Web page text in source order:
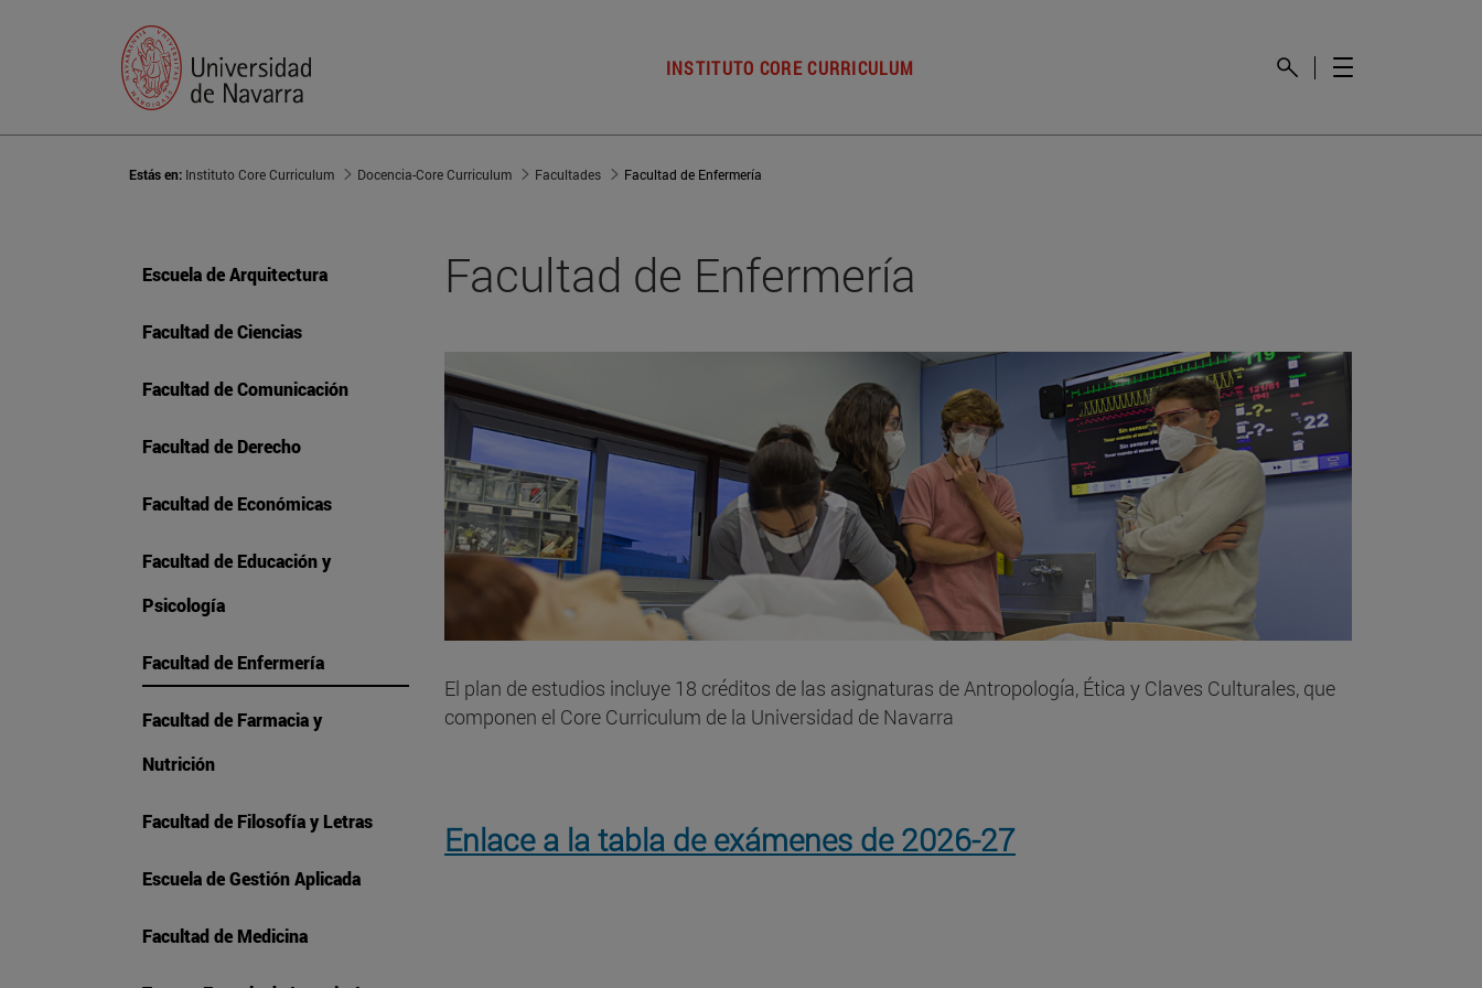
INSTITUTO CORE CURRICULUM
Estás en: Instituto Core Curriculum Docencia-Core Curriculum Facultades Facultad de Enfermería
Escuela de Arquitectura
Facultad de Ciencias
Facultad de Comunicación
Facultad de Derecho
Facultad de Económicas
Facultad de Educación y
Psicología
Facultad de Enfermería
Facultad de Farmacia y
Nutrición
Facultad de Filosofía y Letras
Escuela de Gestión Aplicada
Facultad de Medicina
Facultad de Enfermería
El plan de estudios incluye 18 créditos de las asignaturas de Antropología, Ética y Claves Culturales, que
componen el Core Curriculum de la Universidad de Navarra
Enlace a la tabla de exámenes de 2026-27